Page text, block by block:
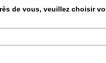
de vous, veuillez choisir